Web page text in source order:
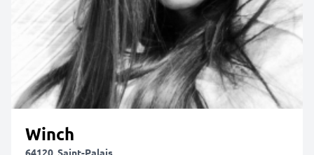
Winch
64120, Saint-Palais